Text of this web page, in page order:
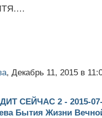
, Декабрь 11, 2015 в
СЕЙЧАС 2 - 2015-07-
Бытия Жизни